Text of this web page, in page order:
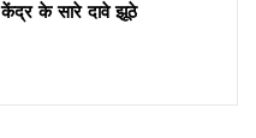
केंद्र के सारे दावे झूठे